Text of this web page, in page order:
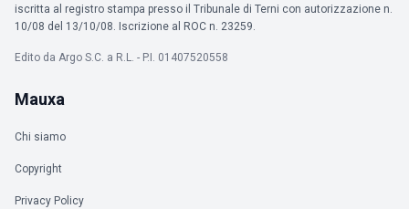
iscritta al registro stampa presso il Tribunale di Terni con autorizzazione n.
10/08 del 13/10/08. Iscrizione al ROC n. 23259.
Edito da Argo S.C. a R.L. - P.I. 01407520558
Mauxa
Chi siamo
Copyright
Privacy Policy